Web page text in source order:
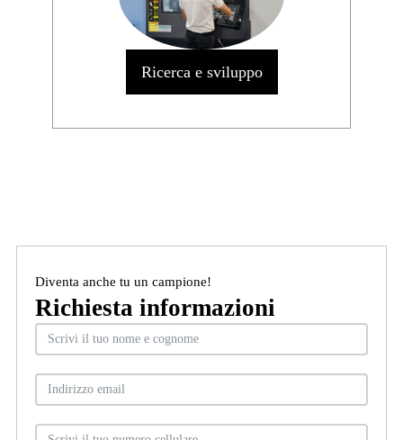
Ricerca e sviluppo
Diventa anche tu un campione!
Richiesta informazioni